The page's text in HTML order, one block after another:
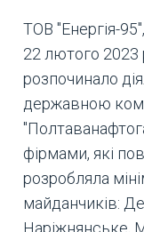
ТОВ "Енергія-
22 лютого 2023
розпочинало
державною
фірмами, які
розробляла
майданчиків: